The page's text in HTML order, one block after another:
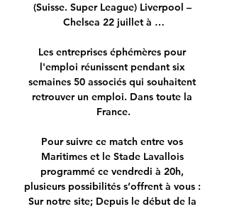
(Suisse. Super League) Liverpool –
Chelsea 22 juillet à …
Les entreprises éphémères pour
l'emploi réunissent pendant six
semaines 50 associés qui souhaitent
retrouver un emploi. Dans toute la
France.
Pour suivre ce match entre vos
Maritimes et le Stade Lavallois
programmé ce vendredi à 20h,
plusieurs possibilités s’offrent à vous :
Sur notre site; Depuis le début de la